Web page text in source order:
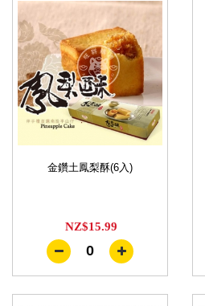
金鑽土鳳梨酥(6入)
NZ$15.99
0